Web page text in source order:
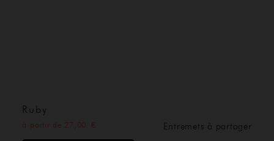
Ruby
Entremets à partager